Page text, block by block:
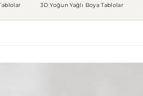
3D Yoğun Yağlı Boya Tablolar